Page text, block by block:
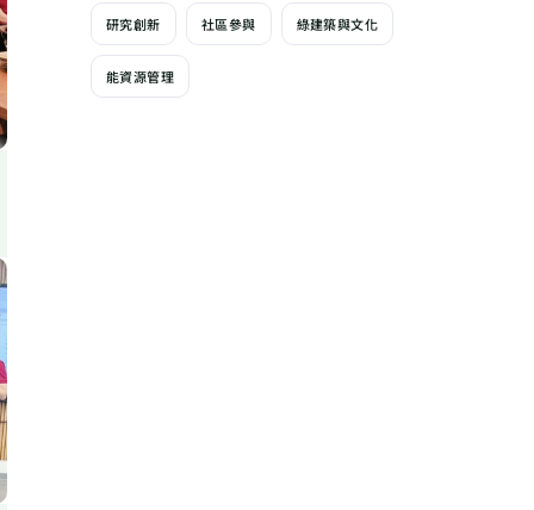
研究創新 社區參與 綠建築與文化
能資源管理